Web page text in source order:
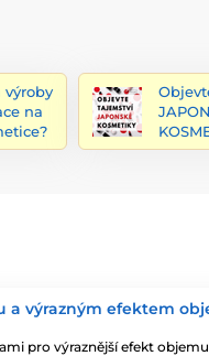
na
a výrazným efektem
pro výraznější efekt